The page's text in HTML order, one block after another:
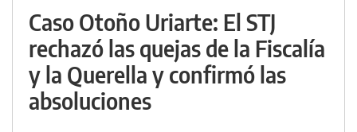
Caso Otoño Uriarte: El STJ
rechazó las quejas de la Fiscalía
y la Querella y confirmó las
absoluciones